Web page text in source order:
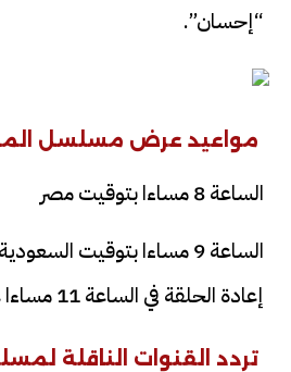
“إحسان”.
مواعيد عرض مسلسل
الساعة 8 مساءا بتوقيت مصر
الساعة 9 مساءا بتوقيت السعودية
إعادة الحلقة في الساعة 11 مساءا عبر قناة MBC مصر 2
تردد القنوات الناقلة